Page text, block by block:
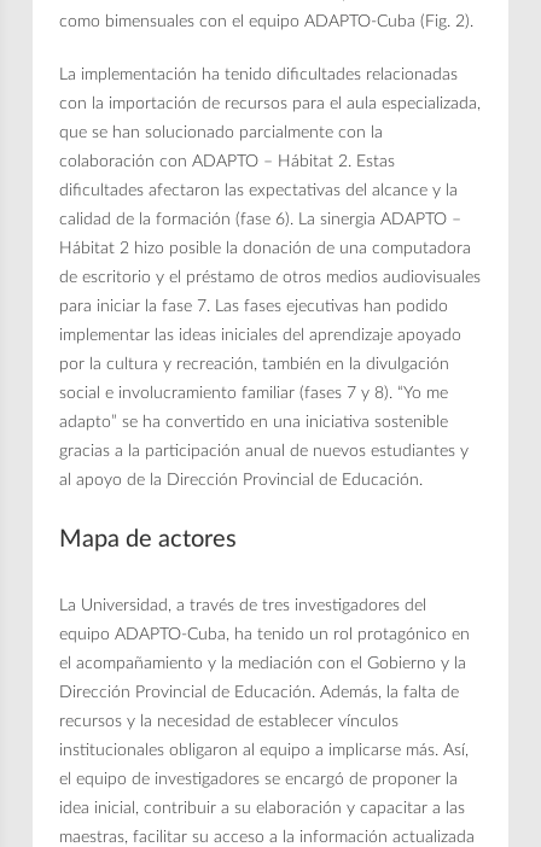
como bimensuales con el equipo ADAPTO-Cuba (Fig. 2).
La implementación ha tenido dificultades relacionadas
con la importación de recursos para el aula especializada,
que se han solucionado parcialmente con la
colaboración con ADAPTO – Hábitat 2. Estas
dificultades afectaron las expectativas del alcance y la
calidad de la formación (fase 6). La sinergia ADAPTO –
Hábitat 2 hizo posible la donación de una computadora
de escritorio y el préstamo de otros medios audiovisuales
para iniciar la fase 7. Las fases ejecutivas han podido
implementar las ideas iniciales del aprendizaje apoyado
por la cultura y recreación, también en la divulgación
social e involucramiento familiar (fases 7 y 8). “Yo me
adapto” se ha convertido en una iniciativa sostenible
gracias a la participación anual de nuevos estudiantes y
al apoyo de la Dirección Provincial de Educación.
Mapa de actores
La Universidad, a través de tres investigadores del
equipo ADAPTO-Cuba, ha tenido un rol protagónico en
el acompañamiento y la mediación con el Gobierno y la
Dirección Provincial de Educación. Además, la falta de
recursos y la necesidad de establecer vínculos
institucionales obligaron al equipo a implicarse más. Así,
el equipo de investigadores se encargó de proponer la
idea inicial, contribuir a su elaboración y capacitar a las
maestras, facilitar su acceso a la información actualizada